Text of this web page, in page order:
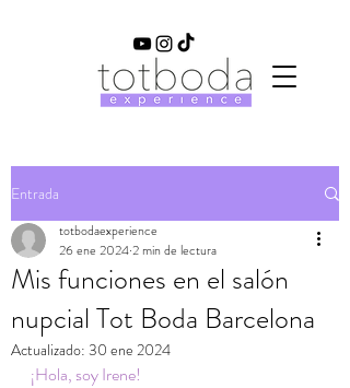
Entrada
Mis funciones en el salón
nupcial Tot Boda Barcelona
totbodaexperience
26 ene 20242 min de lectura
Actualizado: 30 ene 2024
¡Hola, soy Irene!